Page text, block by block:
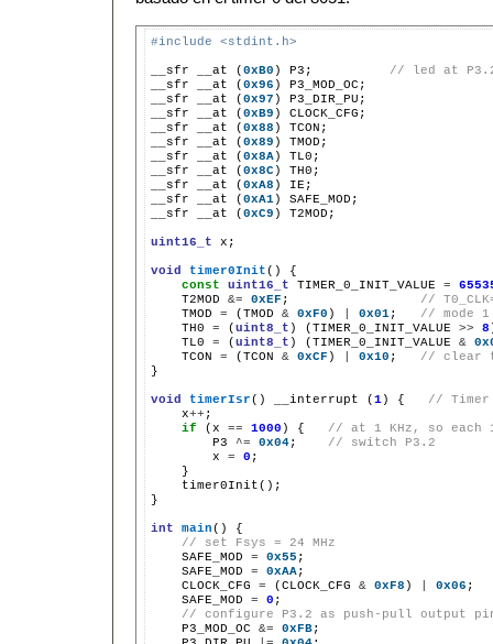
#include <stdint.h>
__sfr __at ( 0xB0 ) P3;
// led at P3.2
__sfr __at ( 0x96 ) P3_MOD_OC;
__sfr __at ( 0x97 ) P3_DIR_PU;
__sfr __at ( 0xB9 ) CLOCK_CFG;
__sfr __at ( 0x88 ) TCON;
__sfr __at ( 0x89 ) TMOD;
__sfr __at ( 0x8A) TL0;
__sfr __at ( 0x8C ) TH0;
__sfr __at ( 0xA8 ) IE;
__sfr __at ( 0xA1) SAFE_MOD;
__sfr __at ( 0xC9 ) T2MOD;
uint16_t x;
void timer0Init() {
const
uint16_t TIMER_0_INIT_VALUE =
    T2MOD
&= 0xEF ;
//
    TMOD
= (TMOD & 0xF0 ) 0x01;
// mode 1
    TH0
= ( uint8_t ) (TIMER_0_INIT_VALUE >> 8
    TL0
= ( uint8_t ) (TIMER_0_INIT_VALUE &
    TCON
= (TCON & 0xCF ) 0x10 ;
// clear
}
void timerIsr() __interrupt ( 1) {
// Timer
    x
++ ;
if (x == 1000 ) {
// at 1 KHz, so each
        P3
^= 0x04;
// switch P3.2
        x
= 0 ;
    }
    timer0Init();
}
int main() {
// set Fsys = 24 MHz
    SAFE_MOD
= 0x55 ;
    SAFE_MOD
= 0xAA;
    CLOCK_CFG
= (CLOCK_CFG & 0xF8 ) 0x06 ;
    SAFE_MOD
= 0 ;
// configure P3.2 as push-pull output
    P3_MOD_OC
&= 0xFB;